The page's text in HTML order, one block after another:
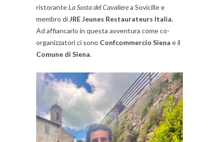
ristoranteLa Sosta del Cavalierea Sovicille e
membro diJRE Jeunes Restaurateurs Italia.
Ad affiancarlo in questa avventura come co-
organizzatori ci sono Confcommercio Siena e il
Comune di Siena.